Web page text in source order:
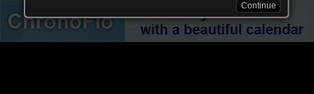
Continue